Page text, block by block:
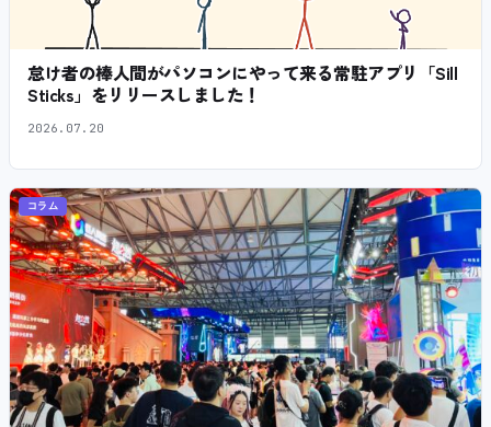
怠け者の棒人間がパソコンにやって来る常駐アプリ「Sill
Sticks」をリリースしました！
2026.07.20
コラム